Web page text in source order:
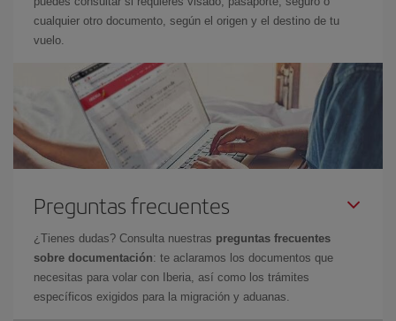
cualquier otro documento, según el origen y el destino de tu
vuelo.
Preguntas frecuentes
¿Tienes dudas? Consulta nuestras preguntas frecuentes
sobre documentación: te aclaramos los documentos que
necesitas para volar con Iberia, así como los trámites
específicos exigidos para la migración y aduanas.